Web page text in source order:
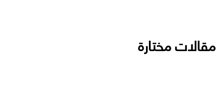
مقالات مختارة